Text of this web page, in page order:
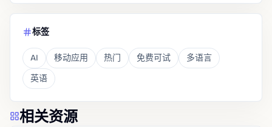
标签
AI 移动应用 热门 免费可试
多语言
英语
相关资源